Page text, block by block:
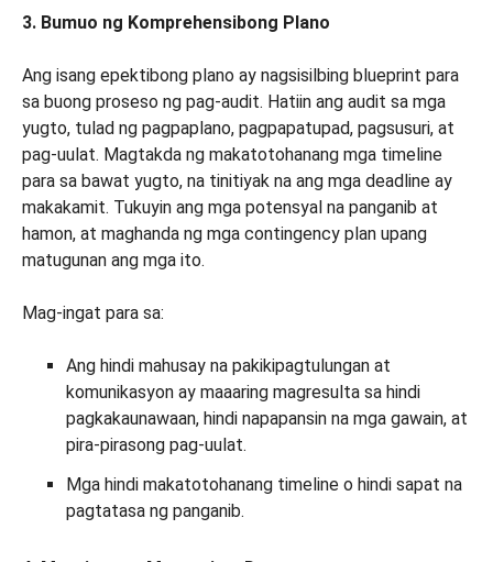
3. Bumuo ng Komprehensibong Plano
Ang isang epektibong plano ay nagsisilbing blueprint para
sa buong proseso ng pag-audit. Hatiin ang audit sa mga
yugto, tulad ng pagpaplano, pagpapatupad, pagsusuri, at
pag-uulat. Magtakda ng makatotohanang mga timeline
para sa bawat yugto, na tinitiyak na ang mga deadline ay
makakamit. Tukuyin ang mga potensyal na panganib at
hamon, at maghanda ng mga contingency plan upang
matugunan ang mga ito.
Mag-ingat para sa:
Ang hindi mahusay na pakikipagtulungan at
komunikasyon ay maaaring magresulta sa hindi
pagkakaunawaan, hindi napapansin na mga gawain, at
pira-pirasong pag-uulat.
Mga hindi makatotohanang timeline o hindi sapat na
pagtatasa ng panganib.